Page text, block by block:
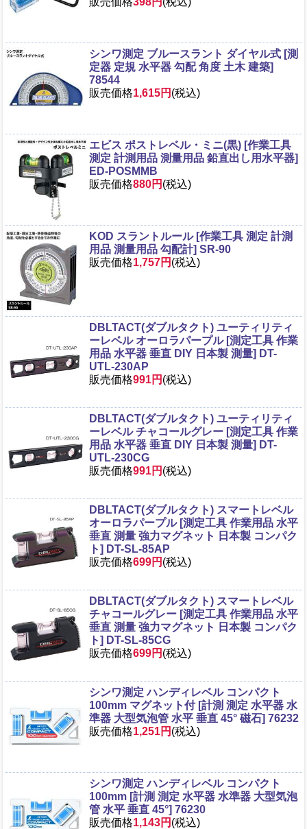
シンワ測定 ブルースラント ダイヤル式 [測
定器 定規 水平器 勾配 角度 土木 建築]
78544
販売価格1,615円 (税込)
エビス ポストレベル・ミニ(黒) [作業工具
測定 計測用品 測量用品 鉛直出し用水平器]
ED-POSMMB
販売価格880円 (税込)
KOD スラントルール [作業工具 測定 計測
用品 測量用品 勾配計] SR-90
販売価格1,757円 (税込)
DBLTACT(ダブルタクト) ユーティリティ
ーレベル オーロラパープル [測定工具 作業
用品 水平器 垂直 DIY 日本製 測量] DT-
UTL-230AP
販売価格991円 (税込)
DBLTACT(ダブルタクト) ユーティリティ
ーレベル チャコールグレー [測定工具 作業
用品 水平器 垂直 DIY 日本製 測量] DT-
UTL-230CG
販売価格991円 (税込)
DBLTACT(ダブルタクト) スマートレベル
オーロラパープル [測定工具 作業用品 水平
垂直 測量 強力マグネット 日本製 コンパク
ト] DT-SL-85AP
販売価格699円 (税込)
DBLTACT(ダブルタクト) スマートレベル
チャコールグレー [測定工具 作業用品 水平
垂直 測量 強力マグネット 日本製 コンパク
ト] DT-SL-85CG
販売価格699円 (税込)
シンワ測定 ハンディレベル コンパクト
100mm マグネット付 [計測 測定 水平器 水
準器 大型気泡管 水平 垂直 45° 磁石] 76232
販売価格1,251円 (税込)
シンワ測定 ハンディレベル コンパクト
100mm [計測 測定 水平器 水準器 大型気泡
管 水平 垂直 45°] 76230
販売価格1,143円 (税込)